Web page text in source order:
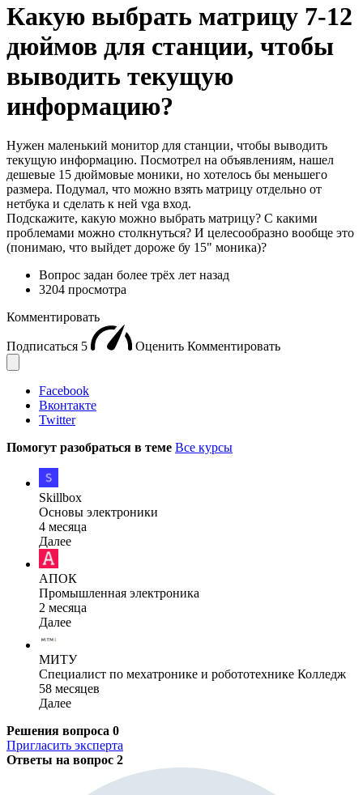
Какую выбрать матрицу 7-12
дюймов для станции, чтобы
выводить текущую
информацию?
Нужен маленький монитор для станции, чтобы выводить
текущую информацию. Посмотрел на объявлениям, нашел
дешевые 15 дюймовые моники, но хотелось бы меньшего
размера. Подумал, что можно взять матрицу отдельно от
нетбука и сделать к ней vga вход.
Подскажите, какую можно выбрать матрицу? С какими
проблемами можно столкнуться? И целесообразно вообще это
(понимаю, что выйдет дороже бу 15" моника)?
Вопрос задан более трёх лет назад
3204 просмотра
Комментировать
Подписаться 5 Оценить Комментировать
Facebook
Вконтакте
Twitter
Помогут разобраться в теме Все курсы
Skillbox
Основы электроники
4 месяца
Далее
АПОК
Промышленная электроника
2 месяца
Далее
МИТУ
Специалист по мехатронике и робототехнике Колледж
58 месяцев
Далее
Решения вопроса 0
Пригласить эксперта
Ответы на вопрос 2